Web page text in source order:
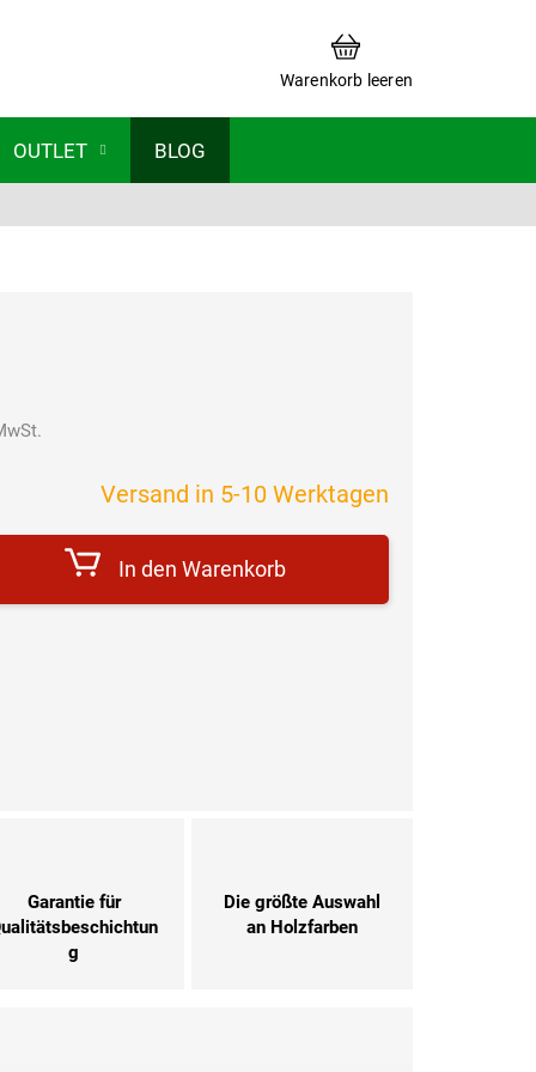
WARENKORB
Warenkorb leeren
OUTLET BLOG
Versand in 5-10 Werktagen
In den Warenkorb
Garantie für
g
Die größte Auswahl
an Holzfarben